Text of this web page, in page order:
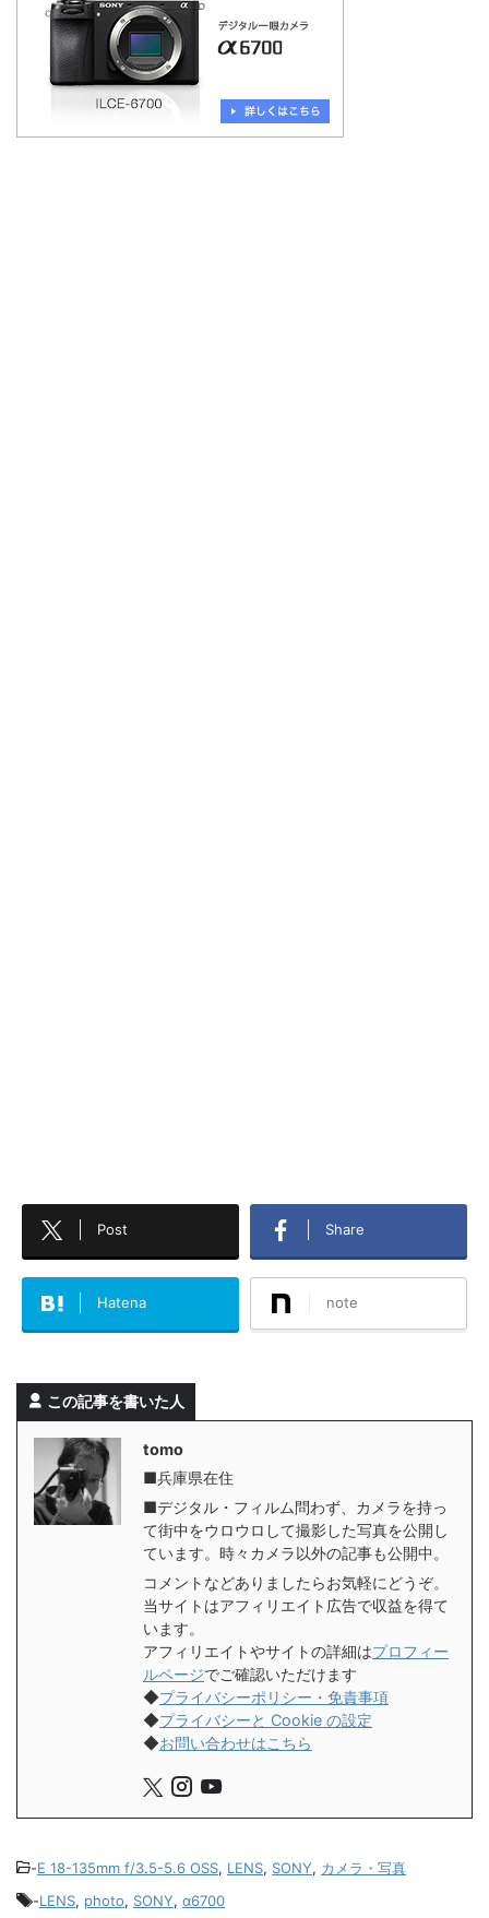
Post Share
Hatena note
この記事を書いた人
tomo
■兵庫県在住
■デジタル・フィルム問わず、カメラを持っ
て街中をウロウロして撮影した写真を公開し
ています。時々カメラ以外の記事も公開中。
コメントなどありましたらお気軽にどうぞ。
当サイトはアフィリエイト広告で収益を得て
います。
アフィリエイトやサイトの詳細はプロフィー
ルページでご確認いただけます
◆プライバシーポリシー・免責事項
◆プライバシーと Cookie の設定
◆お問い合わせはこちら
-E 18-135mm f/3.5-5.6 OSS, LENS, SONY, カメラ・写真
-LENS, photo, SONY, α6700